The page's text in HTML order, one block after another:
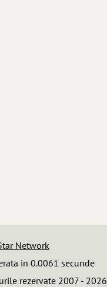
Network
in 0.0061 secunde
rezervate 2007 - 2026